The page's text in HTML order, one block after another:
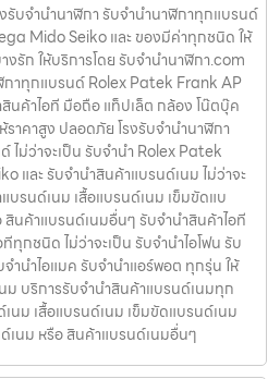
รับจำนำนาฬิกา รับจำนำนาฬิกาทุกแบรนด์
Mido Seiko และ ของมีค่าทุกชนิด ให้
รัก ให้บริการโดย รับจํานํานาฬิกา.com
กาทุกแบรนด์ Rolex Patek Frank AP
นค้าไอที มือถือ แท็ปเล็ต กล้อง โน๊ตบุ๊ค
ราคาสูง ปลอดภัย โรงรับจำนำนาฬิกา
ไม่ว่าจะเป็น รับจำนำ Rolex Patek
และ รับจำนำสินค้าแบรนด์เนม ไม่ว่าจะ
บรนด์เนม เสื้อแบรนด์เนม เข็มขัดแบ
นค้าแบรนด์เนมอื่นๆ รับจำนำสินค้าไอที
กชนิด ไม่ว่าจะเป็น รับจำนำไอโฟน รับ
ำนำไอแมค รับจำนำแอร์พอต ทุกรุ่น ให้
ม บริการรับจำนำสินค้าแบรนด์เนมทุก
เนม เสื้อแบรนด์เนม เข็มขัดแบรนด์เนม
เนม หรือ สินค้าแบรนด์เนมอื่นๆ